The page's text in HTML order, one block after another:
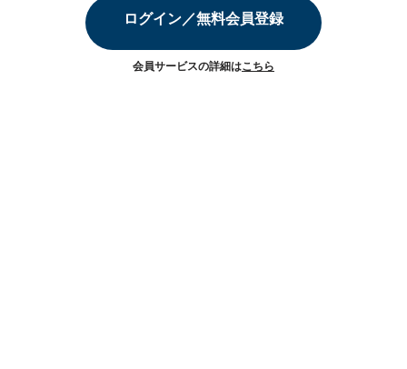
ログイン／無料会員登録
会員サービスの詳細はこちら